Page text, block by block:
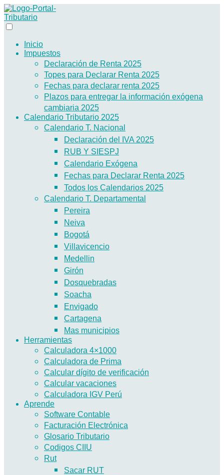
Inicio
Impuestos
Declaración de Renta 2025
Topes para Declarar Renta 2025
Fechas para declarar renta 2025
Plazos para entregar la información exógena
cambiaria 2025
Calendario Tributario 2025
Calendario T. Nacional
Declaración del IVA 2025
RUB Y SIESPJ
Calendario Exógena
Fechas para Declarar Renta 2025
Todos los Calendarios 2025
Calendario T. Departamental
Pereira
Neiva
Bogotá
Villavicencio
Medellin
Girón
Dosquebradas
Soacha
Envigado
Cartagena
Mas municipios
Herramientas
Calculadora 4×1000
Calculadora de Prima
Calcular dígito de verificación
Calcular vacaciones
Calculadora IGV Perú
Aprende
Software Contable
Facturación Electrónica
Glosario Tributario
Codigos CIIU
Rut
Sacar RUT